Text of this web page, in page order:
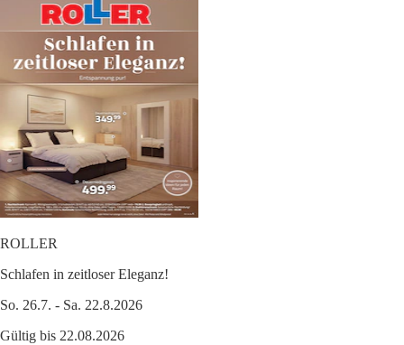
ROLLER
Schlafen in zeitloser Eleganz!
So. 26.7. - Sa. 22.8.2026
Gültig bis 22.08.2026